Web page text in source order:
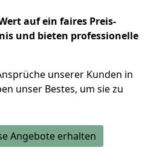
auf ein faires Preis-
und bieten professionelle
unserer Kunden in
unser Bestes, um sie zu
Angebote erhalten